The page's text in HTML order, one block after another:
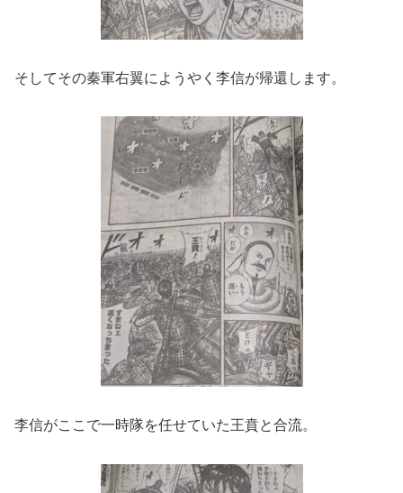
そしてその秦軍右翼にようやく李信が帰還します。
李信がここで一時隊を任せていた王賁と合流。